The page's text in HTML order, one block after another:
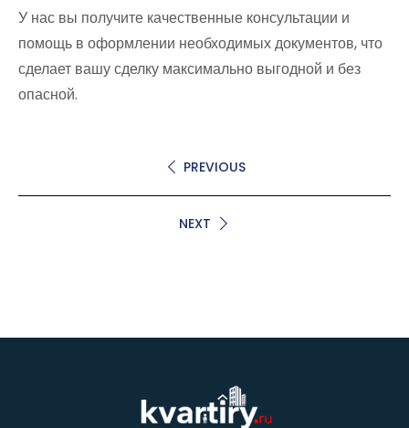
У нас вы получите качественные консультации и
помощь в оформлении необходимых документов, что
сделает вашу сделку максимально выгодной и без
опасной.
PREVIOUS
NEXT